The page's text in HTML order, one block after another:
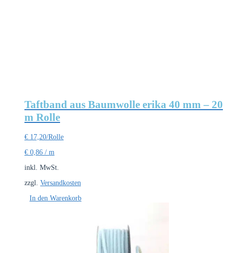
Taftband aus Baumwolle erika 40 mm – 20
m Rolle
€ 17,20/Rolle
€ 0,86 / m
inkl. MwSt.
zzgl. Versandkosten
In den Warenkorb